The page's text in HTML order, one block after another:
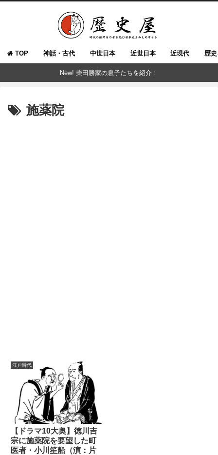
TOP 神話・古代 中世日本 近世日本 近現代 歴
New! 柴田勝家の息子たちを紹介！
施薬院
江戸時代
【ドラマ10大奥】徳川吉
宗に施薬院を要望した町
医者・小川笙船（演：片